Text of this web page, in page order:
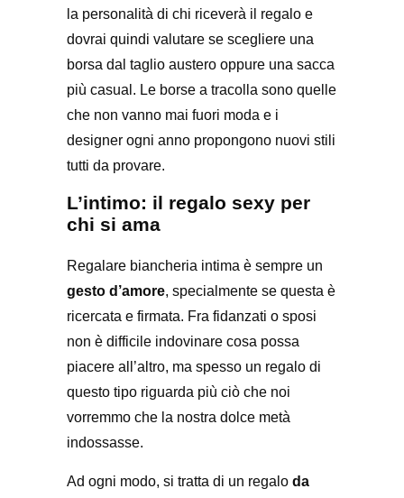
la personalità di chi riceverà il regalo e
dovrai quindi valutare se scegliere una
borsa dal taglio austero oppure una sacca
più casual. Le borse a tracolla sono quelle
che non vanno mai fuori moda e i
designer ogni anno propongono nuovi stili
tutti da provare.
L’intimo: il regalo sexy per
chi si ama
Regalare biancheria intima è sempre un
gesto d’amore, specialmente se questa è
ricercata e firmata. Fra fidanzati o sposi
non è difficile indovinare cosa possa
piacere all’altro, ma spesso un regalo di
questo tipo riguarda più ciò che noi
vorremmo che la nostra dolce metà
indossasse.
Ad ogni modo, si tratta di un regalo da